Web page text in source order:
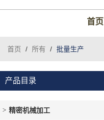
首页
首页 / 所有 / 批量生产
产品目录
精密机械加工